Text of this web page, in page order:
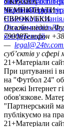
політика
УкраїнаПерша
ЧЕМПІОНАТИ
НімеччинаІспанія
ЄВРОКУБКИ
Ліга чемпіонів
конференцій
Онлайн-медіа
79008Телефон
—
суб’єктів у
21+Матеріали
При цитуванні і
на "Футбол 24"
мережі Інтернет
обов'язкове.
"Партнерський
публікуємо на
21+Матеріали